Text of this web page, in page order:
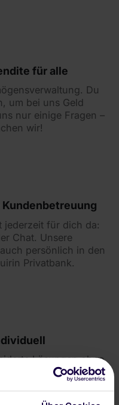
für alle
Du
um bei uns Geld
nur einige Fragen –
wir!
jederzeit für dich da:
Chat. Unsere
persönlich in den
Privatbank.
Lösungen ohne
Erhöhe dein
Sparrate jederzeit
zu dir und deinen